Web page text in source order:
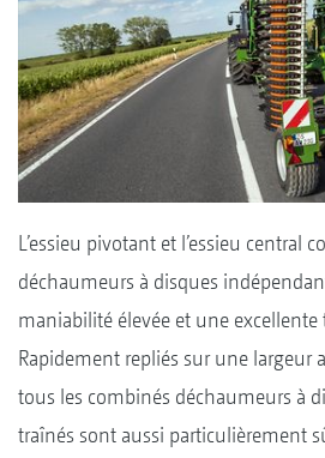
L’essieu pivotant et l’essieu central
déchaumeurs à disques
maniabilité élevée et une excellente
Rapidement repliés sur une largeur
tous les combinés déchaumeurs à
traînés sont aussi particulièrement